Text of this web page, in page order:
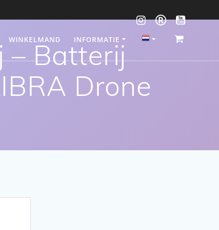
WINKELMAND INFORMATIE
– Batterij
Drone